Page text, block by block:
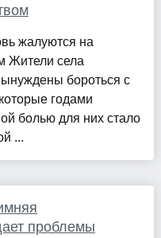
жалуются на
Жители села
бороться с
годами
болью для них стало
...
проблемы